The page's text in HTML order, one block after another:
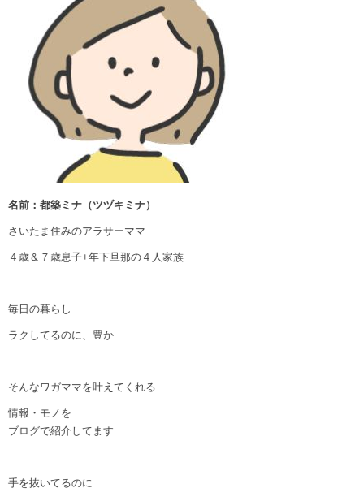
名前：都築ミナ（ツヅキミナ）
さいたま住みのアラサーママ
４歳＆７歳息子+年下旦那の４人家族
毎日の暮らし
ラクしてるのに、豊か
そんなワガママを叶えてくれる
情報・モノを
ブログで紹介してます
手を抜いてるのに